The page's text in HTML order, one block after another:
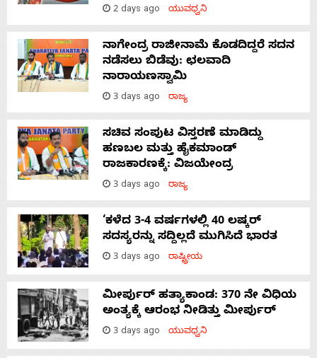
2 days ago ಯುವಧ್ವನಿ
ನಾಗೇಂದ್ರ ರಾಜೀನಾಮೆ ಕೊಡದಿದ್ದರೆ ಸದನ
ನಡೆಸಲು ಬಿಡೆವು: ಛಲವಾದಿ
ನಾರಾಯಣಸ್ವಾಮಿ
3 days ago ರಾಜ್ಯ
ಸಚಿವ ಸಂಪುಟ ವಿಸ್ತರಣೆ ಮಾಡಿದ್ದು
ಹಣಬಲ ಮತ್ತು ಹೈಕಮಾಂಡ್
ರಾಜಕಾರಣಕ್ಕೆ: ವಿಜಯೇಂದ್ರ
3 days ago ರಾಜ್ಯ
‘ಕಳೆದ 3-4 ವರ್ಷಗಳಲ್ಲಿ 40 ಲಷ್ಕರ್
ಸದಸ್ಯರನ್ನು ಸದ್ದಿಲ್ಲದೆ ಮುಗಿಸಿದೆ ಭಾರತ
3 days ago ರಾಷ್ಟ್ರೀಯ
ಮೀರ್ಪುರ್ ಹತ್ಯಾಕಾಂಡ: 370 ನೇ ವಿಧಿಯ
ಅಂತ್ಯಕ್ಕೆ ಆರಂಭ ನೀಡಿತ್ತು ಮೀರ್ಪುರ್
3 days ago ಯುವಧ್ವನಿ